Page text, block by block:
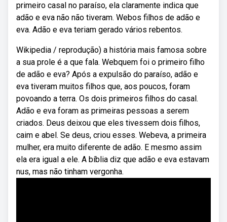
primeiro casal no paraíso, ela claramente indica que
adão e eva não não tiveram. Webos filhos de adão e
eva. Adão e eva teriam gerado vários rebentos.
Wikipedia / reprodução) a história mais famosa sobre
a sua prole é a que fala. Webquem foi o primeiro filho
de adão e eva? Após a expulsão do paraíso, adão e
eva tiveram muitos filhos que, aos poucos, foram
povoando a terra. Os dois primeiros filhos do casal.
Adão e eva foram as primeiras pessoas a serem
criados. Deus deixou que eles tivessem dois filhos,
caim e abel. Se deus, criou esses. Webeva, a primeira
mulher, era muito diferente de adão. E mesmo assim
ela era igual a ele. A bíblia diz que adão e eva estavam
nus, mas não tinham vergonha.